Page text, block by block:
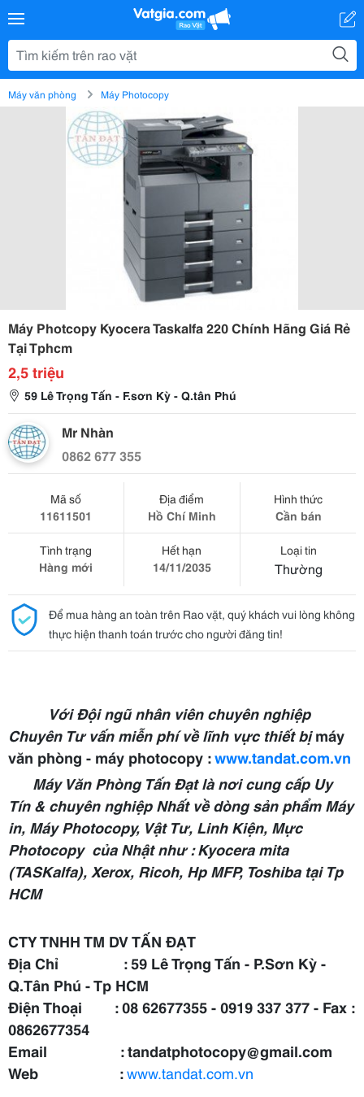
Máy văn phòng Máy Photocopy
Máy Photcopy Kyocera Taskalfa 220 Chính Hãng Giá Rẻ
Tại Tphcm
2,5 triệu
59 Lê Trọng Tấn - F.sơn Kỳ - Q.tân Phú
Mr Nhàn
0862 677 355
Mã số
11611501
Địa điểm
Hồ Chí Minh
Hình thức
Cần bán
Tình trạng
Hàng mới
Hết hạn
14/11/2035
Loại tin
Thường
Để mua hàng an toàn trên Rao vặt, quý khách vui lòng không
thực hiện thanh toán trước cho người đăng tin!
Với Đội ngũ nhân viên chuyên nghiệp
Chuyên Tư vấn miễn phí về lĩnh vực thiết bịmáy
văn phòng - máy photocopy :www.tandat.com.vn
Máy Văn Phòng Tấn Đạt là nơi cung cấp Uy
Tín & chuyên nghiệp Nhất về dòng sản phẩm Máy
in, Máy Photocopy, Vật Tư, Linh Kiện, Mực
Photocopy của Nhật như :Kyocera mita
(TASKalfa), Xerox, Ricoh, Hp MFP, Toshiba tại Tp
HCM
CTY TNHH TM DV TẤN ĐẠT
Địa Chỉ : 59 Lê Trọng Tấn - P.Sơn Kỳ -
Q.Tân Phú - Tp HCM
Điện Thoại : 08 62677355 - 0919 337 377 - Fax :
0862677354
Email : tandatphotocopy@gmail.com
Web :www.tandat.com.vn